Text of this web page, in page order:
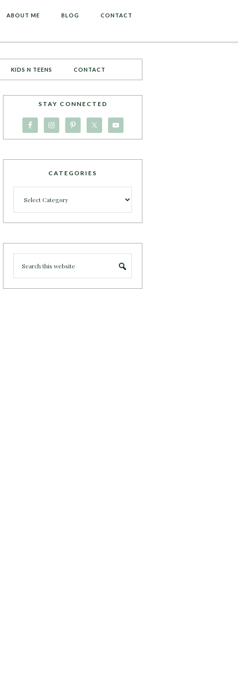
ABOUT ME BLOG CONTACT
KIDS N TEENS CONTACT
STAY CONNECTED
CATEGORIES